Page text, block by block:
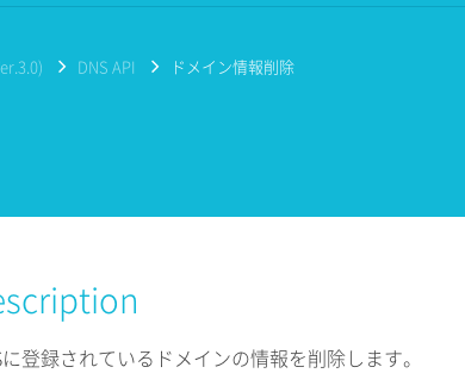
DNS API ドメイン情報削除
登録されているドメインの情報を削除します。